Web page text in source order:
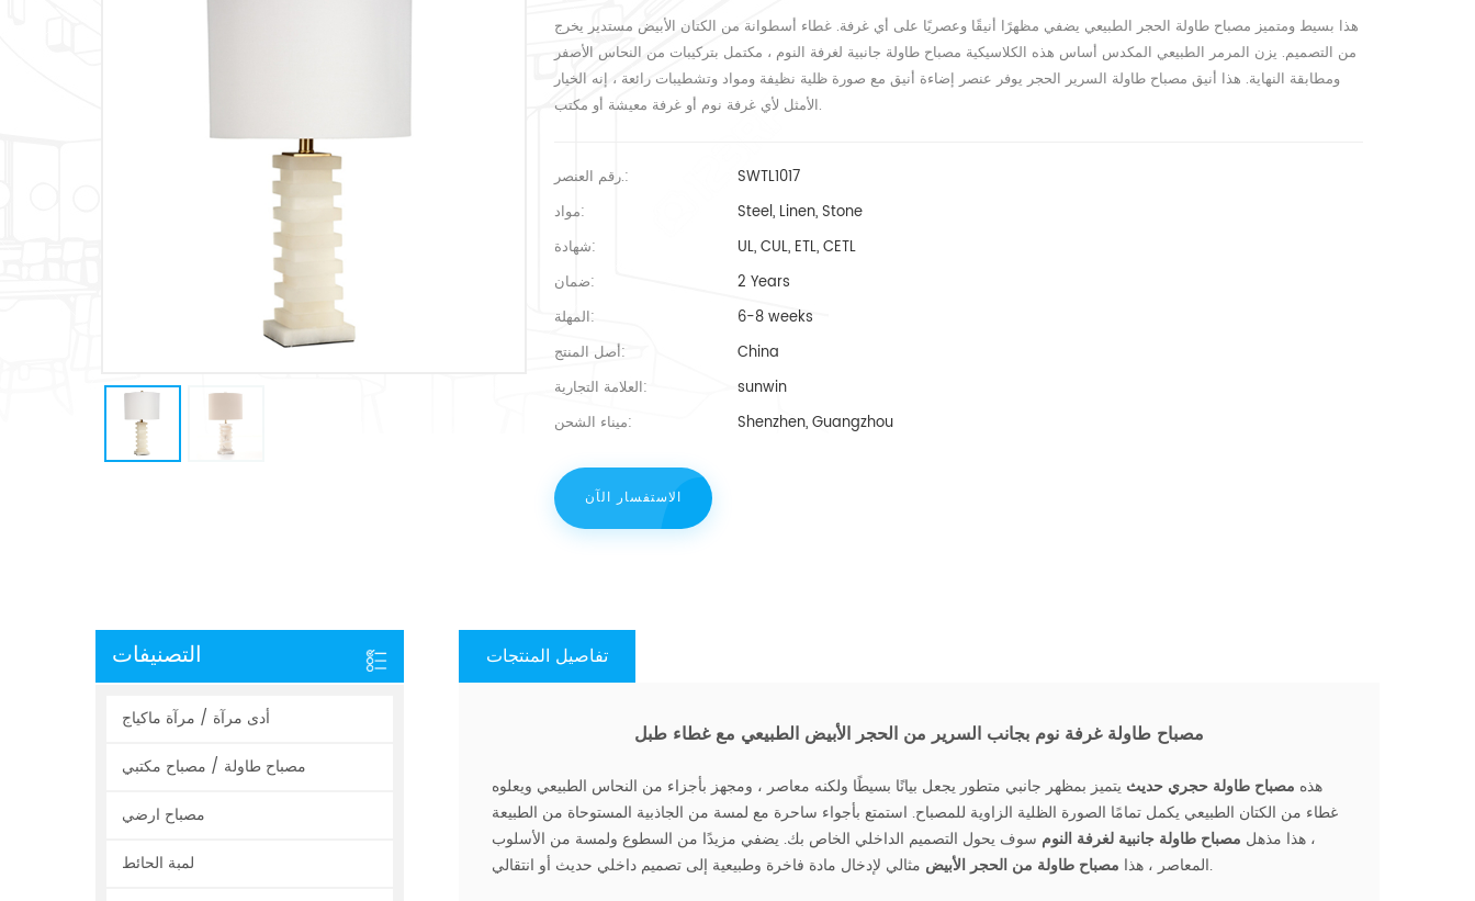
هذا بسيط ومتميز مصباح طاولة الحجر الطبيعي يضفي مظهرًا أنيقًا وعصريًا على أي غرفة. غطاء أسطوانة من الكتان الأبيض مستدير يخرج
من التصميم. يزن المرمر الطبيعي المكدس أساس هذه الكلاسيكية مصباح طاولة جانبية لغرفة النوم ، مكتمل بتركيبات من النحاس الأصفر
ومطابقة النهاية. هذا أنيق مصباح طاولة السرير الحجر يوفر عنصر إضاءة أنيق مع صورة ظلية نظيفة ومواد وتشطيبات رائعة ، إنه الخيار
الأمثل لأي غرفة نوم أو غرفة معيشة أو مكتب.
رقم العنصر.:
SWTL1017
مواد:
Steel, Linen, Stone
شهادة:
UL, CUL, ETL, CETL
ضمان:
2 Years
المهلة:
6-8 weeks
أصل المنتج:
China
العلامة التجارية:
sunwin
ميناء الشحن:
Shenzhen, Guangzhou
الاستفسار الآن
التصنيفات
أدى مرآة / مرآة ماكياج
مصباح طاولة / مصباح مكتبي
مصباح ارضي
لمبة الحائط
تفاصيل المنتجات
مصباح طاولة غرفة نوم بجانب السرير من الحجر الأبيض الطبيعي مع غطاء طبل
هذه مصباح طاولة حجري حديث يتميز بمظهر جانبي متطور يجعل بيانًا بسيطًا ولكنه معاصر ، ومجهز بأجزاء من النحاس الطبيعي ويعلوه
غطاء من الكتان الطبيعي يكمل تمامًا الصورة الظلية الزاوية للمصباح. استمتع بأجواء ساحرة مع لمسة من الجاذبية المستوحاة من الطبيعة
، هذا مذهل مصباح طاولة جانبية لغرفة النوم سوف يحول التصميم الداخلي الخاص بك. يضفي مزيدًا من السطوع ولمسة من الأسلوب
المعاصر ، هذا مصباح طاولة من الحجر الأبيض مثالي لإدخال مادة فاخرة وطبيعية إلى تصميم داخلي حديث أو انتقالي.